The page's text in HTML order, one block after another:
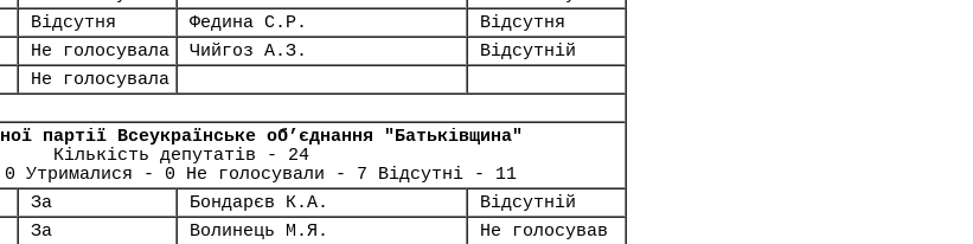
Відсутня Федина С.Р.
Відсутня
Не голосувала Чийгоз А.З.
Відсутній
Не голосувала
партії Всеукраїнське об’єднання "Батьківщина"
Кількість депутатів - 24
Утрималися - 0 Не голосували - 7 Відсутні - 11
За Бондарєв К.А.
Відсутній
За Волинець М.Я. Не голосував